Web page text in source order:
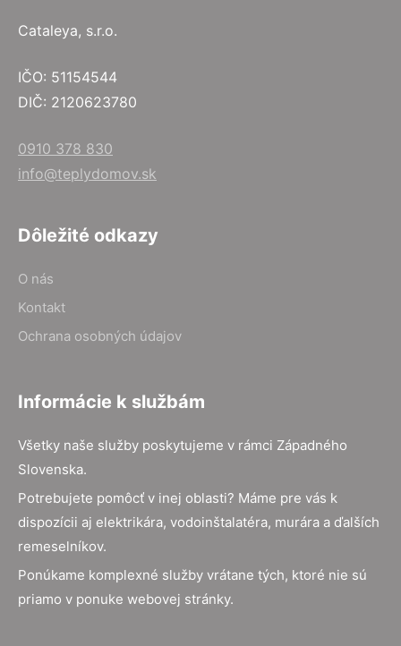
Cataleya, s.r.o.
IČO: 51154544
DIČ: 2120623780
0910 378 830
info@teplydomov.sk
Dôležité odkazy
O nás
Kontakt
Ochrana osobných údajov
Informácie k službám
Všetky naše služby poskytujeme v rámci Západného
Slovenska.
Potrebujete pomôcť v inej oblasti? Máme pre vás k
dispozícii aj elektrikára, vodoinštalatéra, murára a ďalších
remeselníkov.
Ponúkame komplexné služby vrátane tých, ktoré nie sú
priamo v ponuke webovej stránky.